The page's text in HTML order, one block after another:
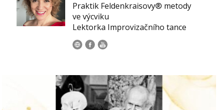
Praktik Feldenkraisovy® metody
ve výcviku
Lektorka Improvizačního tance